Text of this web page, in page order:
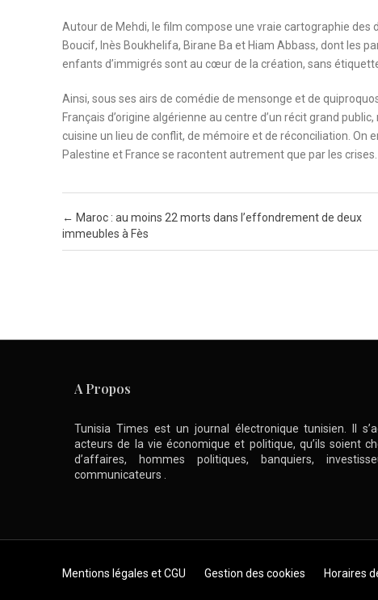
Autour de Mehdi, le film compose une vraie cartographie
Boucif, Inès Boukhelifa, Birane Ba et Hiam Abbass, dont les
enfants d’immigrés sont au cœur de la création, sans
Ainsi, sous ses airs de comédie de mensonge et de
Français d’origine algérienne au centre d’un récit grand
cuisine un lieu de conflit, de mémoire et de réconciliation.
Palestine et France se racontent autrement que par les crises.
Post navigation
← Maroc : au moins 22 morts dans l’effondrement de deux
immeubles à Fès
A Propos
Tunisia Times est un journal électronique tunisien. Il
acteurs de la vie économique et politique, qu’ils soient
d’affaires, hommes politiques, banquiers,
communicateurs .
Skip to content
Mentions légales et CGU Gestion des cookies Horaires